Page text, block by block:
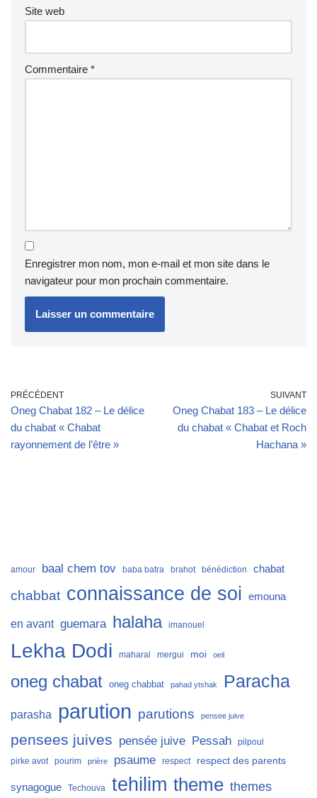
Site web
Commentaire *
Enregistrer mon nom, mon e-mail et mon site dans le
navigateur pour mon prochain commentaire.
PRÉCÉDENT
Oneg Chabat 182 – Le délice
du chabat « Chabat
rayonnement de l’être »
SUIVANT
Oneg Chabat 183 – Le délice
du chabat « Chabat et Roch
Hachana »
amour baal chem tov baba batra brahot bénédiction chabat
chabbat connaissance de soi emouna
en avant guemara halaha imanouel
Lekha Dodi maharal mergui moi oeil
oneg chabat oneg chabbat pahad ytshak Paracha
parasha parution parutions pensee juive
pensees juives pensée juive Pessah
pilpoul
pirke avot
pourim prière psaume respect respect des parents
synagogue Techouva tehilim theme themes